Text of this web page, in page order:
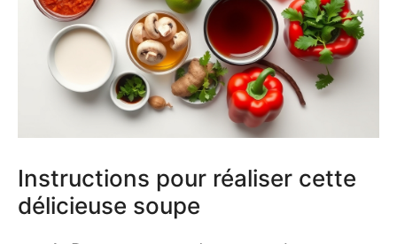
Instructions pour réaliser cette
délicieuse soupe